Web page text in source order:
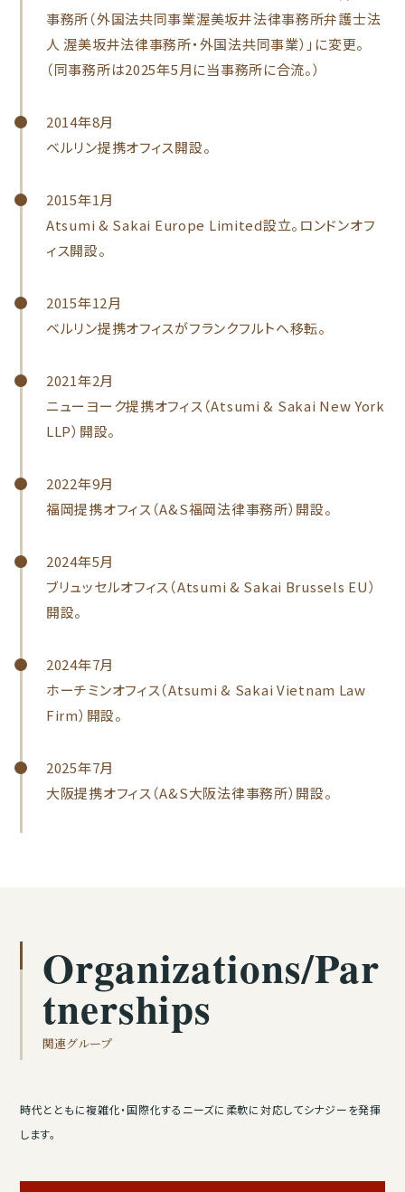
事務所（外国法共同事業渥美坂井法律事務所弁護士法
人 渥美坂井法律事務所・外国法共同事業）」に変更。
（同事務所は2025年5月に当事務所に合流。）
2014年8月
ベルリン提携オフィス開設。
2015年1月
Atsumi & Sakai Europe Limited設立。ロンドンオフ
ィス開設。
2015年12月
ベルリン提携オフィスがフランクフルトへ移転。
2021年2月
ニューヨーク提携オフィス（Atsumi & Sakai New York
LLP）開設。
2022年9月
福岡提携オフィス（A&S福岡法律事務所）開設。
2024年5月
ブリュッセルオフィス（Atsumi & Sakai Brussels EU）
開設。
2024年7月
ホーチミンオフィス（Atsumi & Sakai Vietnam Law
Firm）開設。
2025年7月
大阪提携オフィス（A&S大阪法律事務所）開設。
Organizations/Par
tnerships
関連グループ
時代とともに複雑化・国際化するニーズに柔軟に対応してシナジーを発揮
します。